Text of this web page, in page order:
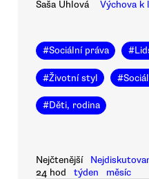
Saša Uhlová Výchova k
#Sociální práva #
#Životní styl #
#Děti, rodina
Nejčtenější
24 hod
týden měsíc